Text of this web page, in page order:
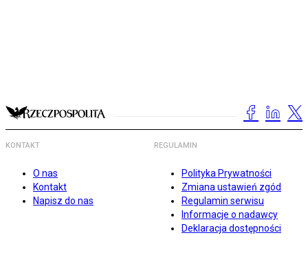
KONTAKT
O nas
Kontakt
Napisz do nas
REGULAMIN
Polityka Prywatności
Zmiana ustawień zgód
Regulamin serwisu
Informacje o nadawcy
Deklaracja dostępności